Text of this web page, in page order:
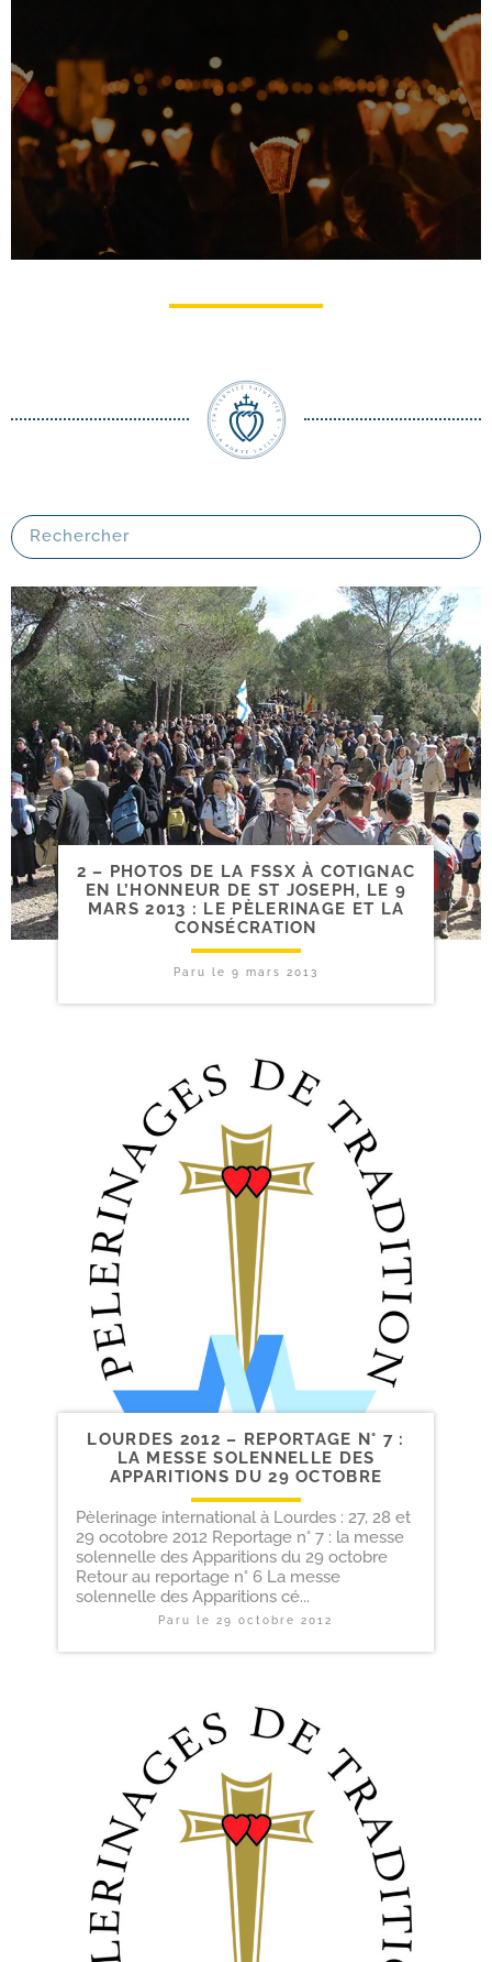
2 – PHOTOS DE LA FSSX À COTIGNAC
EN L’HONNEUR DE ST JOSEPH, LE 9
MARS 2013 : LE PÈLERINAGE ET LA
CONSÉCRATION
Paru le 9 mars 2013
LOURDES 2012 – REPORTAGE N° 7 :
LA MESSE SOLENNELLE DES
APPARITIONS DU 29 OCTOBRE
Pèlerinage international à Lourdes : 27, 28 et
29 ocotobre 2012 Reportage n° 7 : la messe
solennelle des Apparitions du 29 octobre
Retour au reportage n° 6 La messe
solennelle des Apparitions cé...
Paru le29 octobre 2012